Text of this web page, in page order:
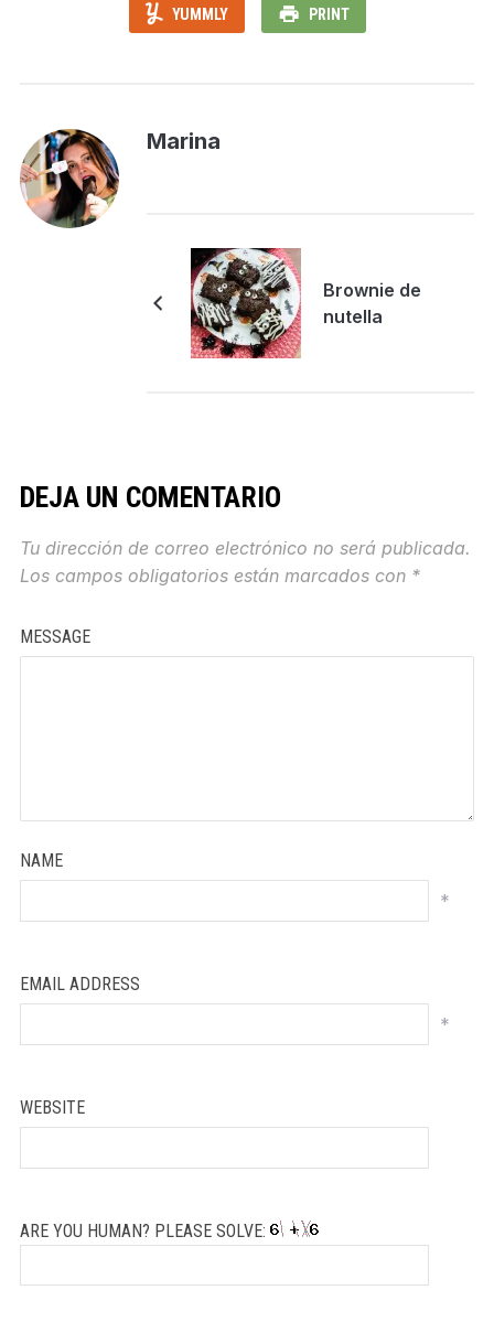
YUMMLY PRINT
Marina
Brownie de
nutella
DEJA UN COMENTARIO
Tu dirección de correo electrónico no será publicada.
Los campos obligatorios están marcados con *
MESSAGE
NAME
*
EMAIL ADDRESS
*
WEBSITE
ARE YOU HUMAN? PLEASE SOLVE: